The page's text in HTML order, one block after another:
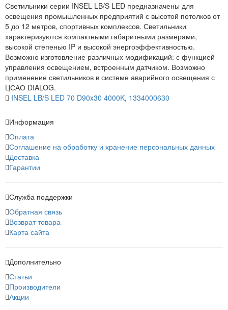
Светильники серии INSEL LB/S LED предназначены для
освещения промышленных предприятий с высотой потолков от
5 до 12 метров, спортивных комплексов. Светильники
характеризуются компактными габаритными размерами,
высокой степенью IP и высокой энергоэффективностью.
Возможно изготовление различных модификаций: с функцией
управления освещением, встроенным датчиком. Возможно
применение светильников в системе аварийного освещения с
ЦСАО DIALOG.
INSEL LB/S LED 70 D90x30 4000K, 1334000630
Информация
Оплата
Соглашение на обработку и хранение персональных данных
Доставка
Гарантии
Служба поддержки
Обратная связь
Возврат товара
Карта сайта
Дополнительно
Статьи
Производители
Акции